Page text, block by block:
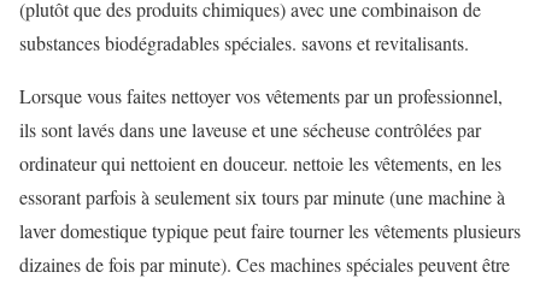
(plutôt que des produits chimiques) avec une combinaison de
substances biodégradables spéciales. savons et revitalisants.
Lorsque vous faites nettoyer vos vêtements par un professionnel,
ils sont lavés dans une laveuse et une sécheuse contrôlées par
ordinateur qui nettoient en douceur. nettoie les vêtements, en les
essorant parfois à seulement six tours par minute (une machine à
laver domestique typique peut faire tourner les vêtements plusieurs
dizaines de fois par minute). Ces machines spéciales peuvent être